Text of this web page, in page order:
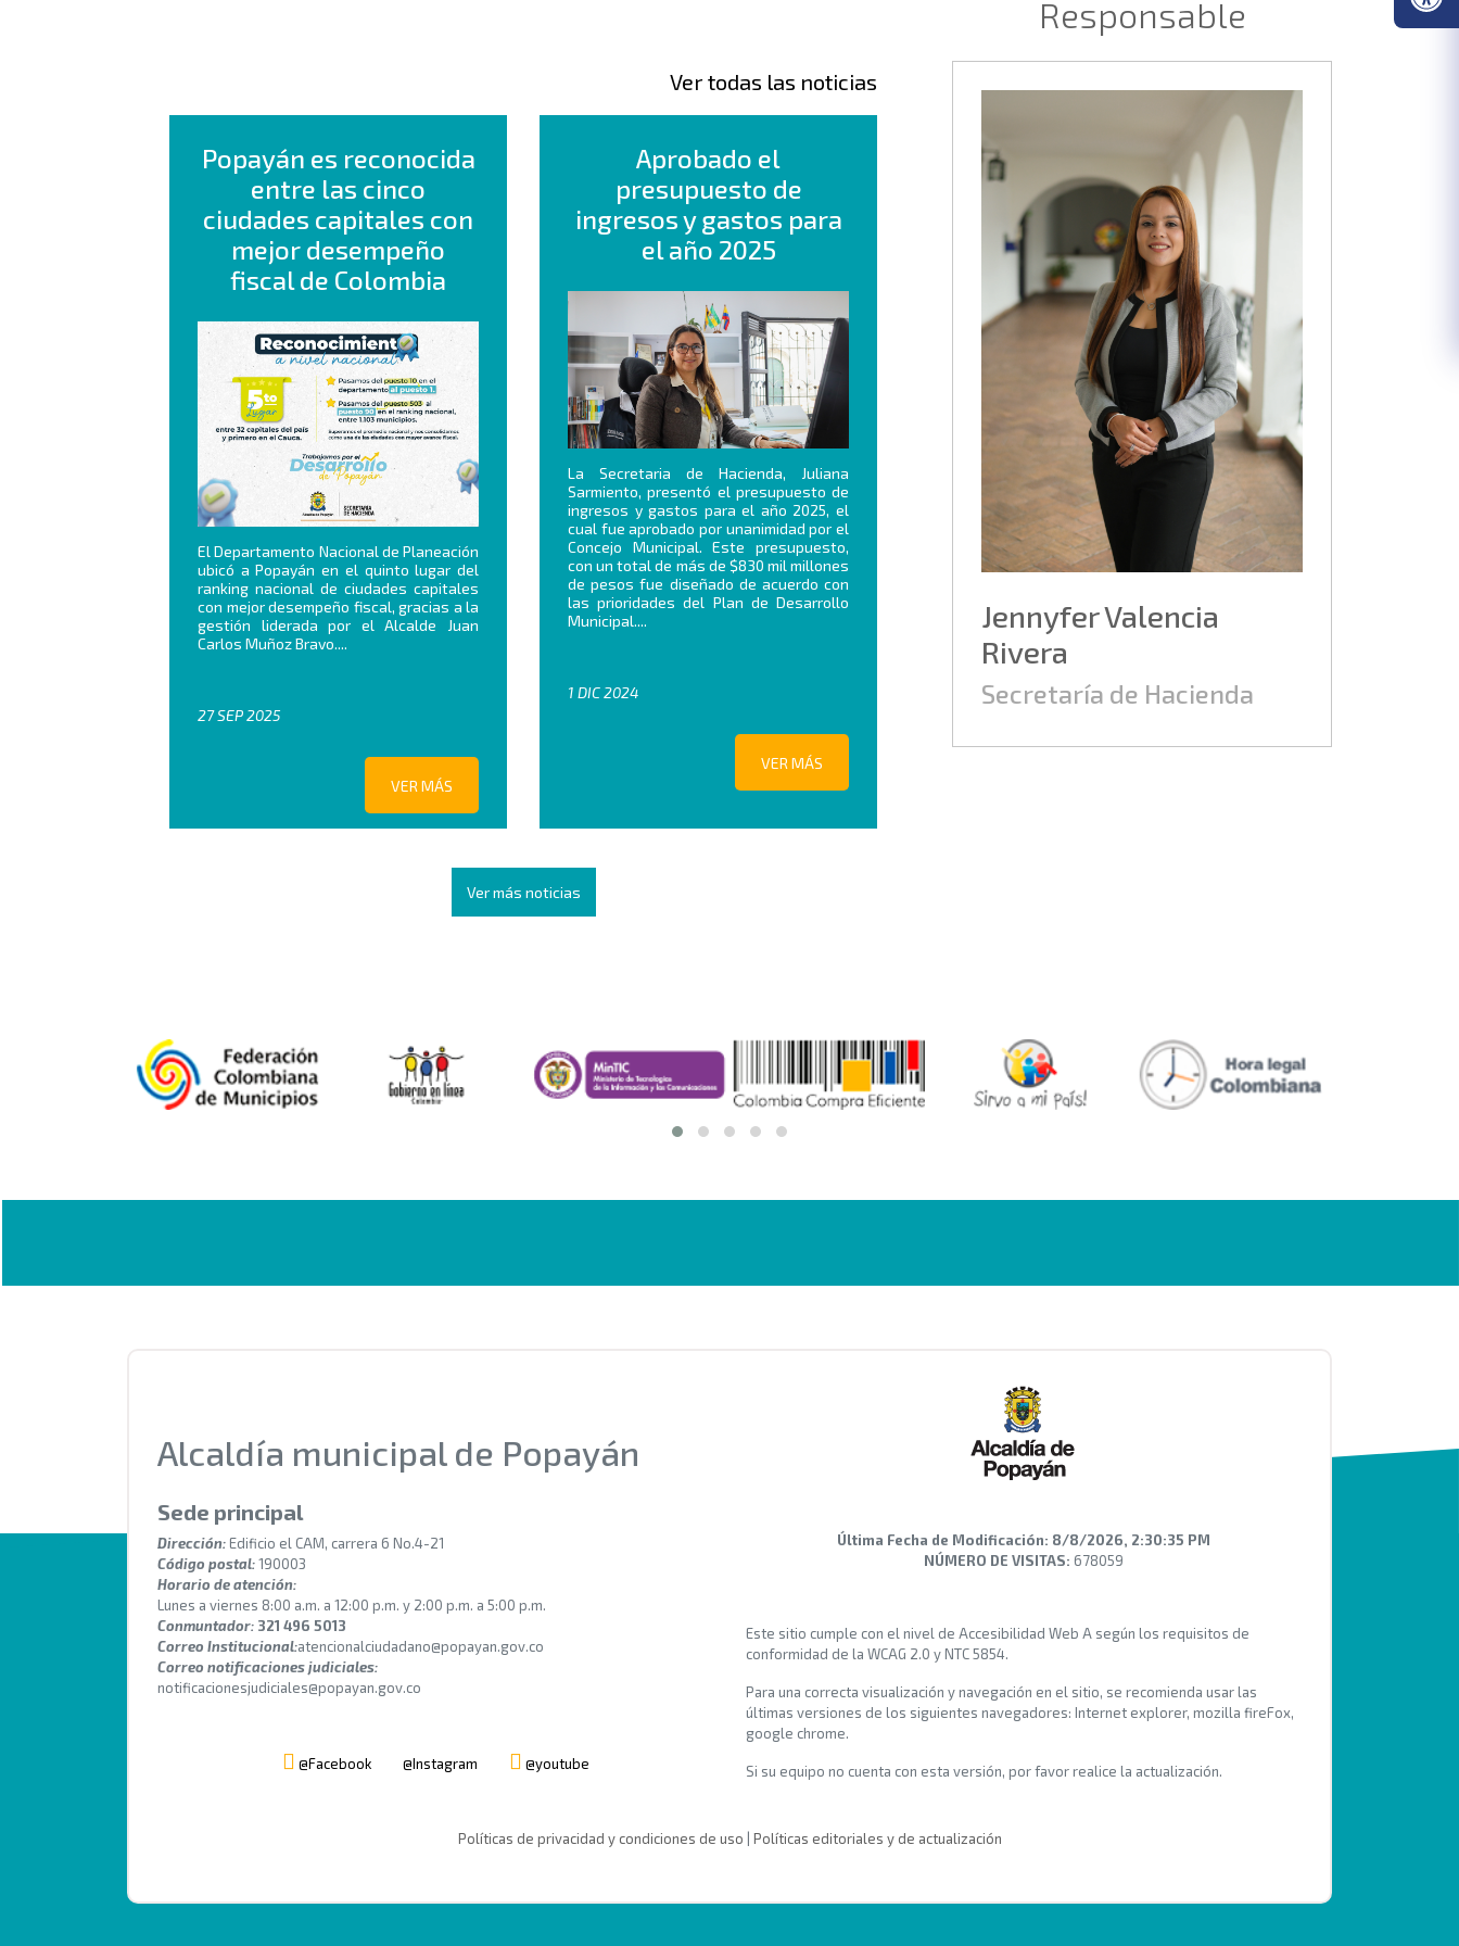
Ver todas las noticias
Popayán es reconocida
entre las cinco
ciudades capitales con
mejor desempeño
fiscal de Colombia
El Departamento Nacional de Planeación
ubicó a Popayán en el quinto lugar del
ranking nacional de ciudades capitales
con mejor desempeño fiscal, gracias a la
gestión liderada por el Alcalde Juan
Carlos Muñoz Bravo....
27 SEP 2025
VER MÁS
Aprobado el
presupuesto de
ingresos y gastos para
el año 2025
La Secretaria de Hacienda, Juliana
Sarmiento, presentó el presupuesto de
ingresos y gastos para el año 2025, el
cual fue aprobado por unanimidad por el
Concejo Municipal. Este presupuesto,
con un total de más de $830 mil millones
de pesos fue diseñado de acuerdo con
las prioridades del Plan de Desarrollo
Municipal....
1 DIC 2024
VER MÁS
Ver más noticias
Responsable
Jennyfer Valencia
Rivera
Secretaría de Hacienda
Alcaldía municipal de Popayán
Sede principal
Dirección: Edificio el CAM, carrera 6 No.4-21
Código postal:190003
Horario de atención:
Lunes a viernes 8:00 a.m. a 12:00 p.m. y 2:00 p.m. a 5:00 p.m.
Conmuntador: 321 496 5013
Correo Institucional:atencionalciudadano@popayan.gov.co
Correo notificaciones judiciales:
notificacionesjudiciales@popayan.gov.co
@Facebook @Instagram @youtube
Última Fecha de Modificación: 8/8/2026, 2:30:35 PM
NÚMERO DE VISITAS: 678059
Este sitio cumple con el nivel de Accesibilidad Web A según los requisitos de
conformidad de la WCAG 2.0 y NTC 5854.
Para una correcta visualización y navegación en el sitio, se recomienda usar las
últimas versiones de los siguientes navegadores: Internet explorer, mozilla fireFox,
google chrome.
Si su equipo no cuenta con esta versión, por favor realice la actualización.
Políticas de privacidad y condiciones de uso Políticas editoriales y de actualización